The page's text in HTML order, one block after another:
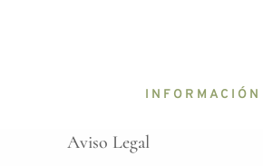
INFORMACIÓN
Aviso Legal